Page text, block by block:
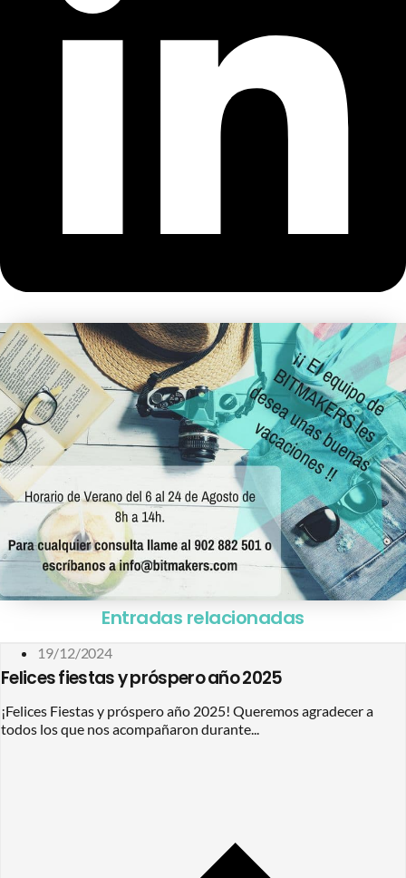
Entradas relacionadas
19/12/2024
Felices fiestas y próspero año 2025
¡Felices Fiestas y próspero año 2025! Queremos agradecer a
todos los que nos acompañaron durante...